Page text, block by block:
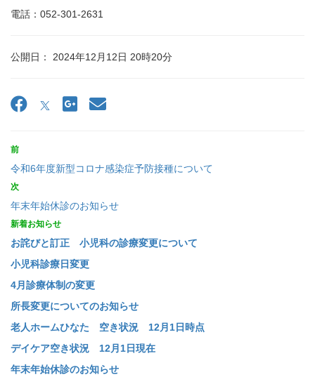
電話：052-301-2631
公開日： 2024年12月12日 20時20分
前
令和6年度新型コロナ感染症予防接種について
次
年末年始休診のお知らせ
新着お知らせ
お詫びと訂正 小児科の診療変更について
小児科診療日変更
4月診療体制の変更
所長変更についてのお知らせ
老人ホームひなた 空き状況 12月1日時点
デイケア空き状況 12月1日現在
年末年始休診のお知らせ